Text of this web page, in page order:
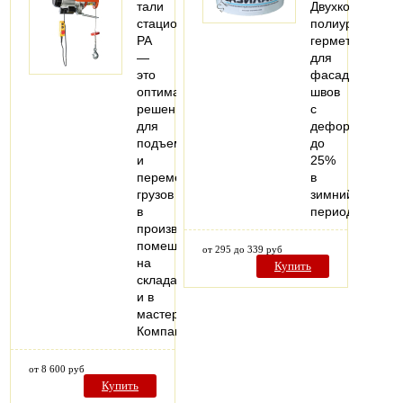
тали
стационарные
РА
—
это
оптимальное
решение
для
подъема
и
перемещения
грузов
в
производственных
помещениях,
на
складах
и в
мастерских.
Компактные…
от 8 600 руб
Купить
герметик
для
фасадных
швов
с
деформацией
до
25%
в
зимний
период.
от 295 до 339 руб
Купить